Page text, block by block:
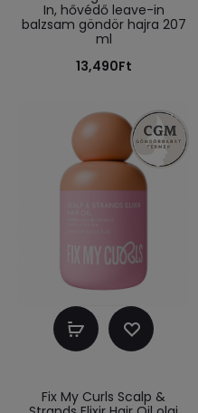
In, hővédő leave-in
balzsam göndör hajra 207
ml
13,490Ft
Kosárba
Fix My Curls Scalp &